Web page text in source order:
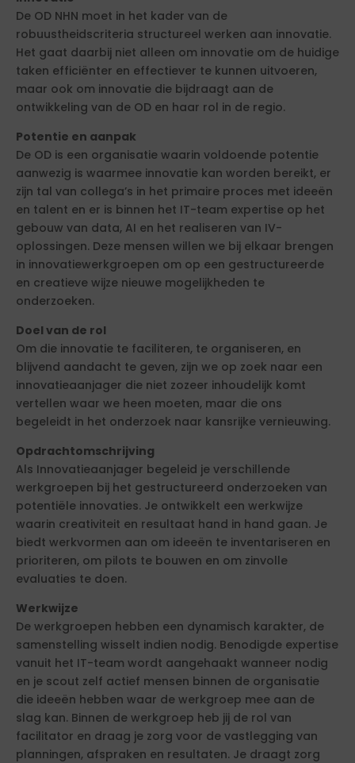
De OD NHN moet in het kader van de
robuustheidscriteria structureel werken aan innovatie.
Het gaat daarbij niet alleen om innovatie om de huidige
taken efficiënter en effectiever te kunnen uitvoeren,
maar ook om innovatie die bijdraagt aan de
ontwikkeling van de OD en haar rol in de regio.
Potentie en aanpak
De OD is een organisatie waarin voldoende potentie
aanwezig is waarmee innovatie kan worden bereikt, er
zijn tal van collega’s in het primaire proces met ideeën
en talent en er is binnen het IT-team expertise op het
gebouw van data, AI en het realiseren van IV-
oplossingen. Deze mensen willen we bij elkaar brengen
in innovatiewerkgroepen om op een gestructureerde
en creatieve wijze nieuwe mogelijkheden te
onderzoeken.
Doel van de rol
Om die innovatie te faciliteren, te organiseren, en
blijvend aandacht te geven, zijn we op zoek naar een
innovatieaanjager die niet zozeer inhoudelijk komt
vertellen waar we heen moeten, maar die ons
begeleidt in het onderzoek naar kansrijke vernieuwing.
Opdrachtomschrijving
Als Innovatieaanjager begeleid je verschillende
werkgroepen bij het gestructureerd onderzoeken van
potentiële innovaties. Je ontwikkelt een werkwijze
waarin creativiteit en resultaat hand in hand gaan. Je
biedt werkvormen aan om ideeën te inventariseren en
prioriteren, om pilots te bouwen en om zinvolle
evaluaties te doen.
Werkwijze
De werkgroepen hebben een dynamisch karakter, de
samenstelling wisselt indien nodig. Benodigde expertise
vanuit het IT-team wordt aangehaakt wanneer nodig
en je scout zelf actief mensen binnen de organisatie
die ideeën hebben waar de werkgroep mee aan de
slag kan. Binnen de werkgroep heb jij de rol van
facilitator en draag je zorg voor de vastlegging van
planningen, afspraken en resultaten. Je draagt zorg